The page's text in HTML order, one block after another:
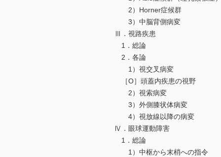
2）Horner症候群
3）中脳背側病変
Ⅲ．視路疾患
1．総論
2．各論
1）視交叉病変
［O］頭蓋内疾患の視野
2）視索病変
3）外側膝状体病変
4）視放線以降の病変
Ⅳ．眼球運動障害
1．総論
1）中枢から末梢への指令